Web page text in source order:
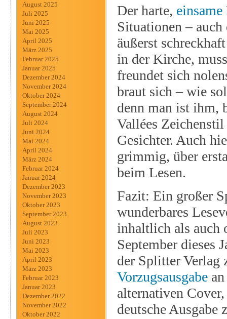
August 2025
Juli 2025
Juni 2025
Mai 2025
April 2025
März 2025
Februar 2025
Januar 2025
Dezember 2024
November 2024
Oktober 2024
September 2024
August 2024
Juli 2024
Juni 2024
Mai 2024
April 2024
März 2024
Februar 2024
Januar 2024
Dezember 2023
November 2023
Oktober 2023
September 2023
August 2023
Juli 2023
Juni 2023
Mai 2023
April 2023
März 2023
Februar 2023
Januar 2023
Dezember 2022
November 2022
Oktober 2022
Der harte,
Situationen –
äußerst
in der Kirche,
freundet sich
braut sich – wie
denn man ist ihm,
Vallées
Gesichter. Auch
grimmig, über
beim Lesen.
Fazit: Ein großer
wunderbares
inhaltlich als auch
September dieses
der Splitter Verlag
Vorzugsausgabe
alternativen
deutsche Ausgabe